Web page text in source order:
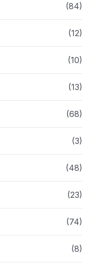
(84)
(12)
(10)
(13)
(68)
(3)
(48)
(23)
(74)
(8)